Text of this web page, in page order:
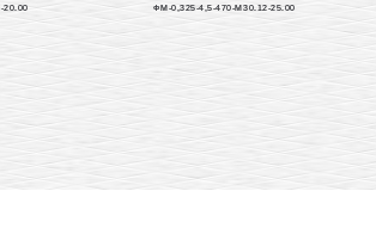
20.00 ФМ-0,325-4,5-470-М30.12-25.00